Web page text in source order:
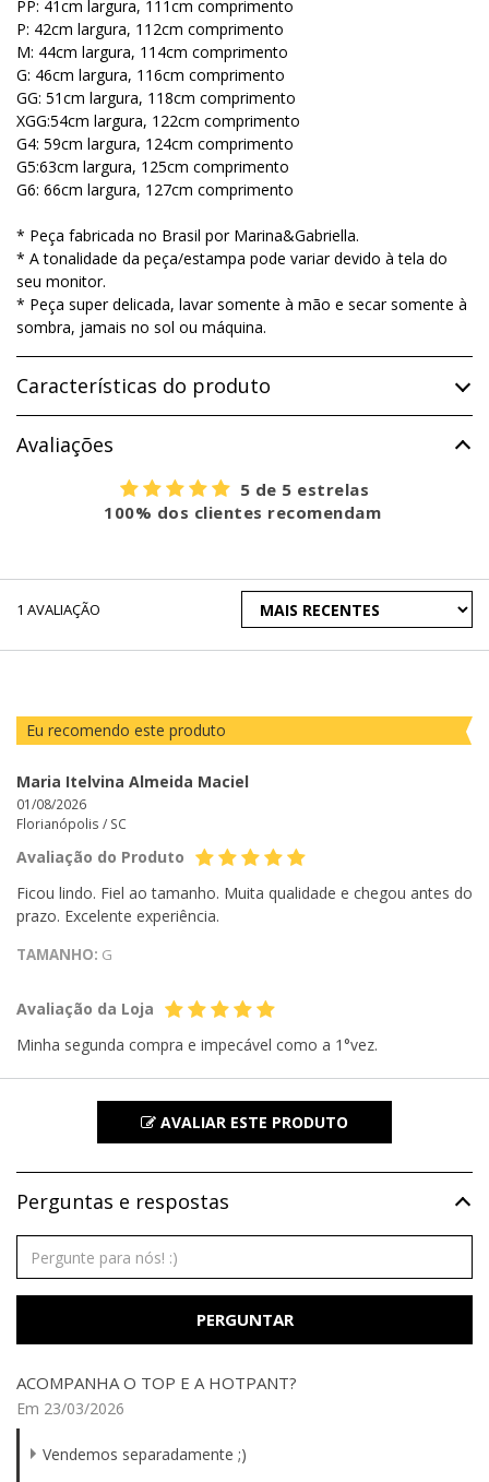
PP: 41cm largura, 111cm comprimento
P: 42cm largura, 112cm comprimento
M: 44cm largura, 114cm comprimento
G: 46cm largura, 116cm comprimento
GG: 51cm largura, 118cm comprimento
XGG:54cm largura, 122cm comprimento
G4: 59cm largura, 124cm comprimento
G5:63cm largura, 125cm comprimento
G6: 66cm largura, 127cm comprimento
* Peça fabricada no Brasil por Marina&Gabriella.
* A tonalidade da peça/estampa pode variar devido à tela do
seu monitor.
* Peça super delicada, lavar somente à mão e secar somente à
sombra, jamais no sol ou máquina.
Características do produto
Avaliações
5 de 5 estrelas
100% dos clientes recomendam
1 AVALIAÇÃO
ORDENAR
AVALIAÇÕES
Eu recomendo este produto
Maria Itelvina Almeida Maciel
01/08/2026
Florianópolis / SC
Avaliação do Produto
Ficou lindo. Fiel ao tamanho. Muita qualidade e chegou antes do
prazo. Excelente experiência.
TAMANHO: G
Avaliação da Loja
Minha segunda compra e impecável como a 1°vez.
AVALIAR ESTE PRODUTO
Perguntas e respostas
PERGUNTAR
ACOMPANHA O TOP E A HOTPANT?
Em 23/03/2026
Vendemos separadamente ;)